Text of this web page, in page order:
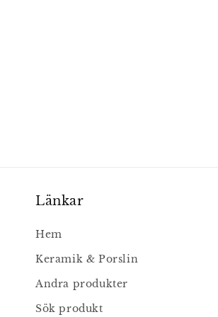
Länkar
Hem
Keramik & Porslin
Andra produkter
Sök produkt